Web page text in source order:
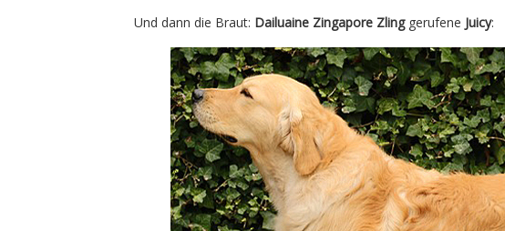
Und dann die Braut: Dailuaine Zingapore Zlinggerufene Juicy: